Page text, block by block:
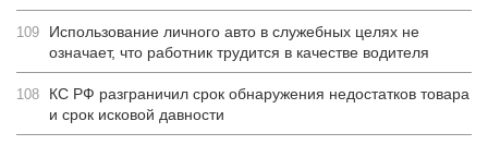
109
Использование личного авто в служебных целях не
означает, что работник трудится в качестве водителя
108
КС РФ разграничил срок обнаружения недостатков товара
и срок исковой давности